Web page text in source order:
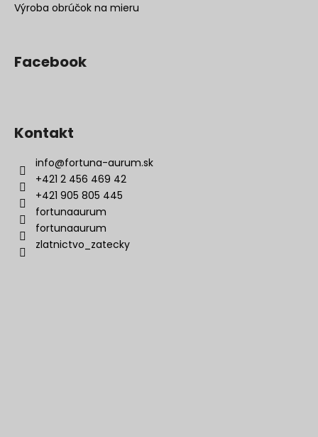
Výroba obrúčok na mieru
Facebook
Kontakt
info@fortuna-aurum.sk
+421 2 456 469 42
+421 905 805 445
fortunaaurum
fortunaaurum
zlatnictvo_zatecky